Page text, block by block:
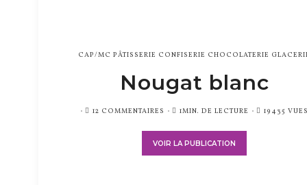
CAP/MC PÂTISSERIE CONFISERIE CHOCOLATERIE
Nougat blanc
PUBLIÉ12 COMMENTAIRES 1MIN. DE LECTURE 19435 VUES
VOIR LA PUBLICATION